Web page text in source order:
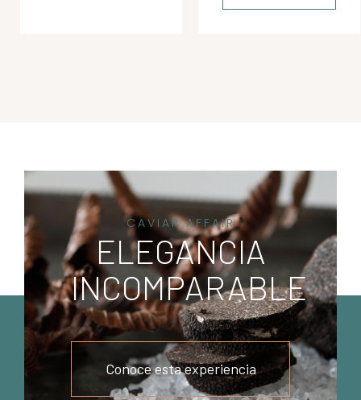
CAVIAR AFFAIR
ELEGANCIA
INCOMPARABLE
Conoce esta experiencia